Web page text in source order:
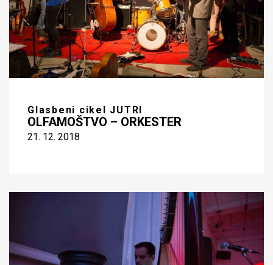
Glasbeni cikel JUTRI
OLFAMOŠTVO – ORKESTER
21. 12. 2018